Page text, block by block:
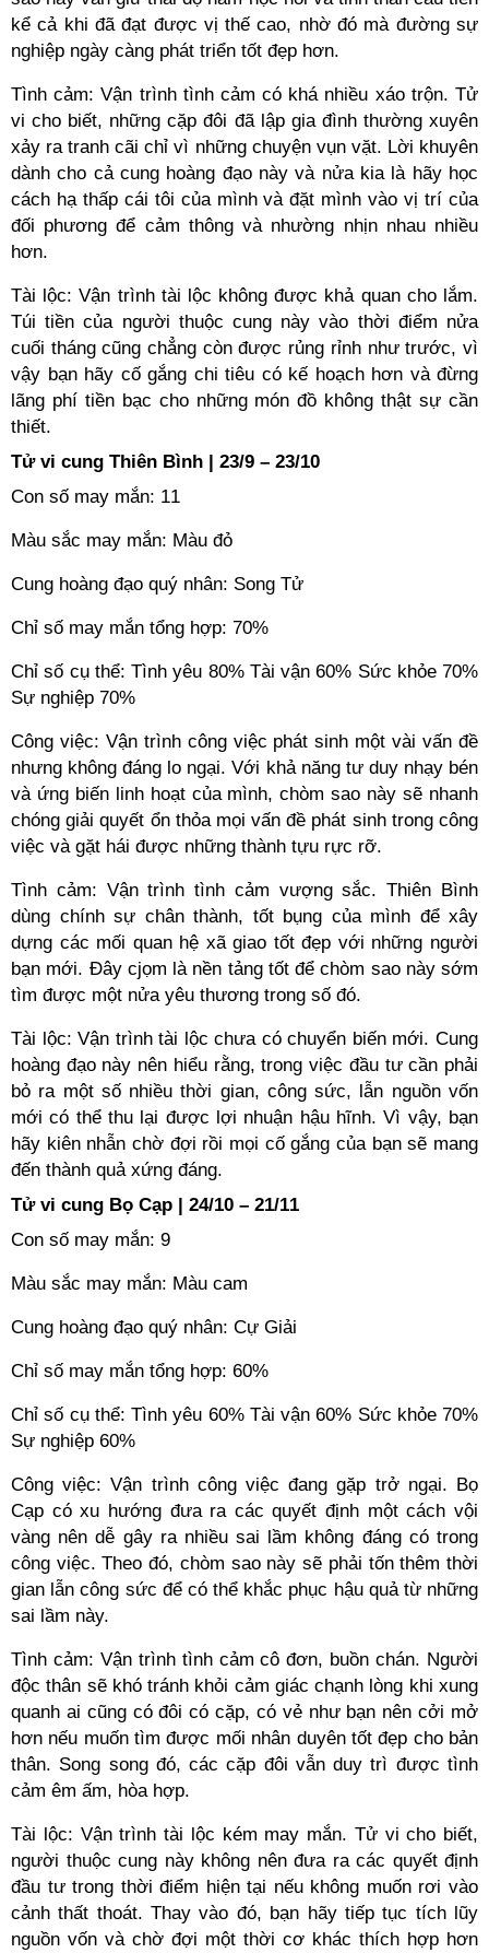
kể cả khi đã đạt được vị thế cao, nhờ đó mà đường sự
nghiệp ngày càng phát triển tốt đẹp hơn.
Tình cảm: Vận trình tình cảm có khá nhiều xáo trộn. Tử
vi cho biết, những cặp đôi đã lập gia đình thường xuyên
xảy ra tranh cãi chỉ vì những chuyện vụn vặt. Lời khuyên
dành cho cả cung hoàng đạo này và nửa kia là hãy học
cách hạ thấp cái tôi của mình và đặt mình vào vị trí của
đối phương để cảm thông và nhường nhịn nhau nhiều
hơn.
Tài lộc: Vận trình tài lộc không được khả quan cho lắm.
Túi tiền của người thuộc cung này vào thời điểm nửa
cuối tháng cũng chẳng còn được rủng rỉnh như trước, vì
vậy bạn hãy cố gắng chi tiêu có kế hoạch hơn và đừng
lãng phí tiền bạc cho những món đồ không thật sự cần
thiết.
Tử vi cung Thiên Bình | 23/9 – 23/10
Con số may mắn: 11
Màu sắc may mắn: Màu đỏ
Cung hoàng đạo quý nhân: Song Tử
Chỉ số may mắn tổng hợp: 70%
Chỉ số cụ thể: Tình yêu 80% Tài vận 60% Sức khỏe 70%
Sự nghiệp 70%
Công việc: Vận trình công việc phát sinh một vài vấn đề
nhưng không đáng lo ngại. Với khả năng tư duy nhạy bén
và ứng biến linh hoạt của mình, chòm sao này sẽ nhanh
chóng giải quyết ổn thỏa mọi vấn đề phát sinh trong công
việc và gặt hái được những thành tựu rực rỡ.
Tình cảm: Vận trình tình cảm vượng sắc. Thiên Bình
dùng chính sự chân thành, tốt bụng của mình để xây
dựng các mối quan hệ xã giao tốt đẹp với những người
bạn mới. Đây cjọm là nền tảng tốt để chòm sao này sớm
tìm được một nửa yêu thương trong số đó.
Tài lộc: Vận trình tài lộc chưa có chuyển biến mới. Cung
hoàng đạo này nên hiểu rằng, trong việc đầu tư cần phải
bỏ ra một số nhiều thời gian, công sức, lẫn nguồn vốn
mới có thể thu lại được lợi nhuận hậu hĩnh. Vì vậy, bạn
hãy kiên nhẫn chờ đợi rồi mọi cố gắng của bạn sẽ mang
đến thành quả xứng đáng.
Tử vi cung Bọ Cạp | 24/10 – 21/11
Con số may mắn: 9
Màu sắc may mắn: Màu cam
Cung hoàng đạo quý nhân: Cự Giải
Chỉ số may mắn tổng hợp: 60%
Chỉ số cụ thể: Tình yêu 60% Tài vận 60% Sức khỏe 70%
Sự nghiệp 60%
Công việc: Vận trình công việc đang gặp trở ngại. Bọ
Cạp có xu hướng đưa ra các quyết định một cách vội
vàng nên dễ gây ra nhiều sai lầm không đáng có trong
công việc. Theo đó, chòm sao này sẽ phải tốn thêm thời
gian lẫn công sức để có thể khắc phục hậu quả từ những
sai lầm này.
Tình cảm: Vận trình tình cảm cô đơn, buồn chán. Người
độc thân sẽ khó tránh khỏi cảm giác chạnh lòng khi xung
quanh ai cũng có đôi có cặp, có vẻ như bạn nên cởi mở
hơn nếu muốn tìm được mối nhân duyên tốt đẹp cho bản
thân. Song song đó, các cặp đôi vẫn duy trì được tình
cảm êm ấm, hòa hợp.
Tài lộc: Vận trình tài lộc kém may mắn. Tử vi cho biết,
người thuộc cung này không nên đưa ra các quyết định
đầu tư trong thời điểm hiện tại nếu không muốn rơi vào
cảnh thất thoát. Thay vào đó, bạn hãy tiếp tục tích lũy
nguồn vốn và chờ đợi một thời cơ khác thích hợp hơn